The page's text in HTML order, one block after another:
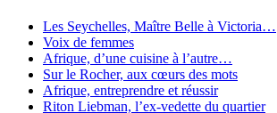
Les Seychelles, Maître Belle à Victoria…
Voix de femmes
Afrique, d’une cuisine à l’autre…
Sur le Rocher, aux cœurs des mots
Afrique, entreprendre et réussir
Riton Liebman, l’ex-vedette du quartier